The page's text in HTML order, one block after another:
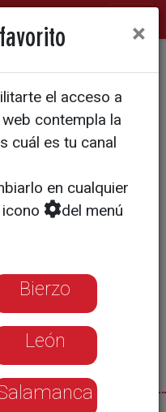
×
el acceso a
contempla la
cuál es tu canal
en cualquier
del menú
Bierzo
León